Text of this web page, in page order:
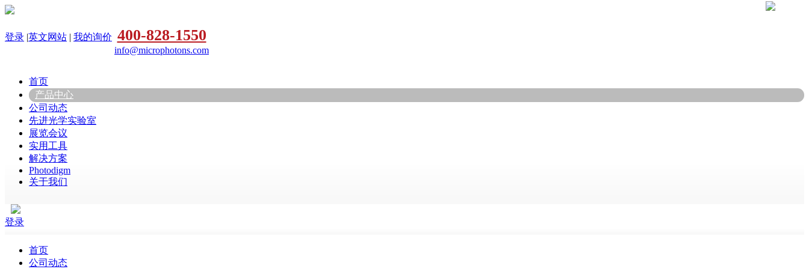
登录 |英文网站 | 我的询价 400-828-1550
info@microphotons.com
首页
产品中心
公司动态
先进光学实验室
展览会议
实用工具
解决方案
Photodigm
关于我们
登录
首页
公司动态